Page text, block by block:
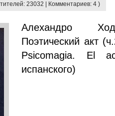
23032 | Комментариев: 4 )
Алехандро
Поэтический акт
Psicomagia. El
испанского)